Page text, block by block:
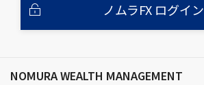
ノムラFX ログイン
NOMURA WEALTH MANAGEMENT